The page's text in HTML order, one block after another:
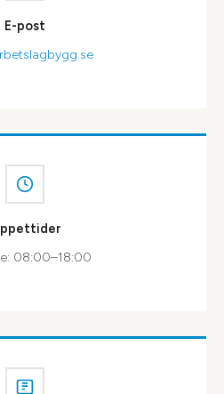
E-post
08:00–18:00